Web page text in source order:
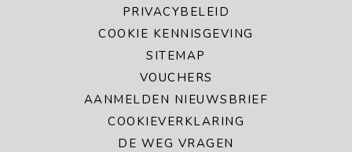
PRIVACYBELEID
COOKIE KENNISGEVING
SITEMAP
VOUCHERS
AANMELDEN NIEUWSBRIEF
COOKIEVERKLARING
DE WEG VRAGEN